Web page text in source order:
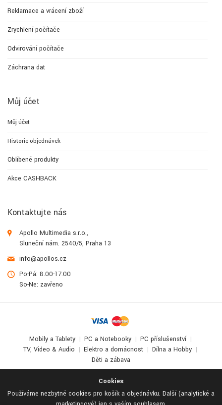
Cookies
Používáme nezbytné cookies pro košík a objednávku. Další (analytické a
Reklamace a vrácení zboží
Zrychlení počítače
Odvirování počítače
Záchrana dat
Můj účet
Můj účet
Historie objednávek
Oblíbené produkty
Akce CASHBACK
Kontaktujte nás
Apollo Multimedia s.r.o.,
Sluneční nám. 2540/5, Praha 13
info@apollos.cz
Po-Pá: 8.00-17.00
So-Ne: zavřeno
Mobily a Tablety PC a Notebooky
PC příslušenství
TV, Video & Audio
Elektro a domácnost
Dílna a Hobby
Děti a zábava